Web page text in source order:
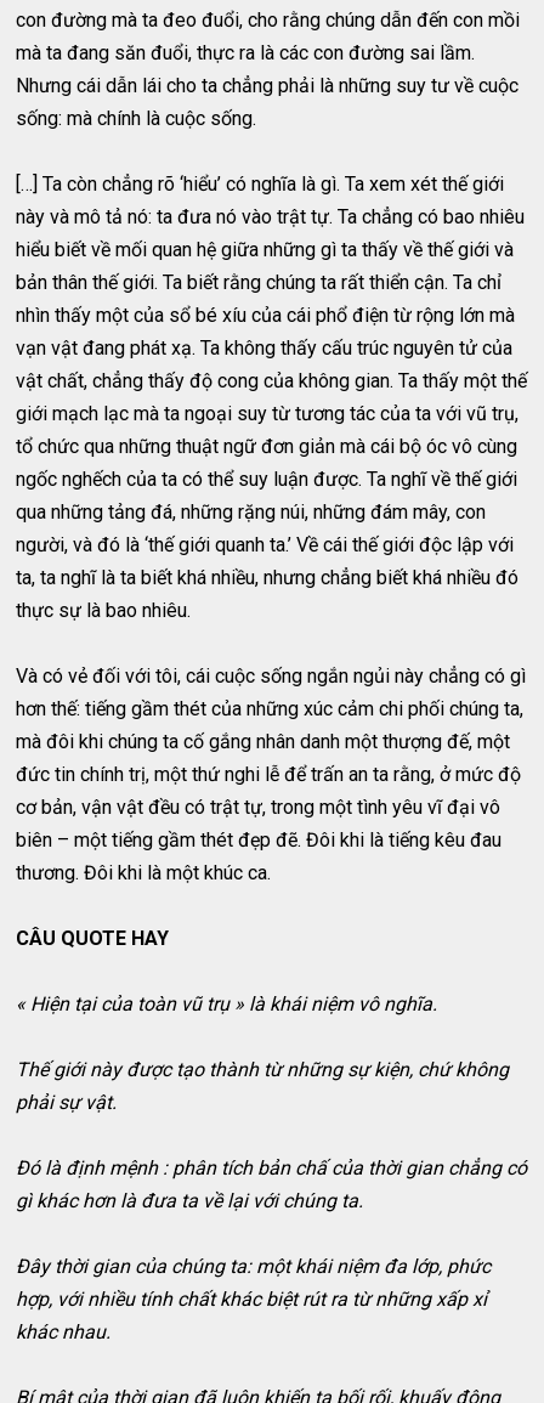
con đường mà ta đeo đuổi, cho rằng chúng dẫn đến con mồi
mà ta đang săn đuổi, thực ra là các con đường sai lầm.
Nhưng cái dẫn lái cho ta chẳng phải là những suy tư về cuộc
sống: mà chính là cuộc sống.
[…] Ta còn chẳng rõ ‘hiểu’ có nghĩa là gì. Ta xem xét thế giới
này và mô tả nó: ta đưa nó vào trật tự. Ta chẳng có bao nhiêu
hiểu biết về mối quan hệ giữa những gì ta thấy về thế giới và
bản thân thế giới. Ta biết rằng chúng ta rất thiển cận. Ta chỉ
nhìn thấy một của sổ bé xíu của cái phổ điện từ rộng lớn mà
vạn vật đang phát xạ. Ta không thấy cấu trúc nguyên tử của
vật chất, chẳng thấy độ cong của không gian. Ta thấy một thế
giới mạch lạc mà ta ngoại suy từ tương tác của ta với vũ trụ,
tổ chức qua những thuật ngữ đơn giản mà cái bộ óc vô cùng
ngốc nghếch của ta có thể suy luận được. Ta nghĩ về thế giới
qua những tảng đá, những rặng núi, những đám mây, con
người, và đó là ‘thế giới quanh ta.’ Về cái thế giới độc lập với
ta, ta nghĩ là ta biết khá nhiều, nhưng chẳng biết khá nhiều đó
thực sự là bao nhiêu.
Và có vẻ đối với tôi, cái cuộc sống ngắn ngủi này chẳng có gì
hơn thế: tiếng gầm thét của những xúc cảm chi phối chúng ta,
mà đôi khi chúng ta cố gắng nhân danh một thượng đế, một
đức tin chính trị, một thứ nghi lễ để trấn an ta rằng, ở mức độ
cơ bản, vận vật đều có trật tự, trong một tình yêu vĩ đại vô
biên – một tiếng gầm thét đẹp đẽ. Đôi khi là tiếng kêu đau
thương. Đôi khi là một khúc ca.
CÂU QUOTE HAY
« Hiện tại của toàn vũ trụ » là khái niệm vô nghĩa.
Thế giới này được tạo thành từ những sự kiện, chứ không
phải sự vật.
Đó là định mệnh : phân tích bản chấ của thời gian chẳng có
gì khác hơn là đưa ta về lại với chúng ta.
Đây thời gian của chúng ta: một khái niệm đa lớp, phức
hợp, với nhiều tính chất khác biệt rút ra từ những xấp xỉ
khác nhau.
Bí mật của thời gian đã luôn khiến ta bối rối, khuấy động